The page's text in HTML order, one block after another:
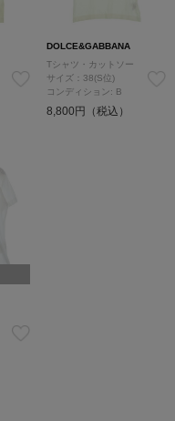
DOLCE&GABBANA
Tシャツ・カットソー
サイズ：38(S位)
コンディション: B
8,800円（税込）